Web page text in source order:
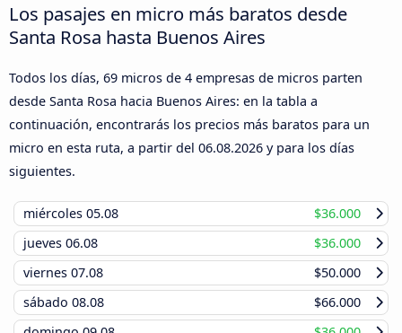
Los pasajes en micro más baratos desde
Santa Rosa hasta Buenos Aires
Todos los días, 69 micros de 4 empresas de micros parten
desde Santa Rosa hacia Buenos Aires: en la tabla a
continuación, encontrarás los precios más baratos para un
micro en esta ruta, a partir del 06.08.2026 y para los días
siguientes.
miércoles 05.08
$36.000
jueves 06.08
$36.000
viernes 07.08
$50.000
sábado 08.08
$66.000